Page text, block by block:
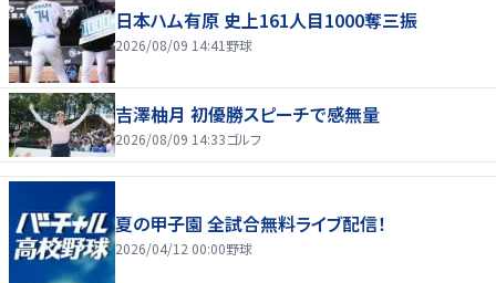
日本ハム有原 史上161人目1000奪三振
2026/08/09 14:41 野球
吉澤柚月 初優勝スピーチで感無量
2026/08/09 14:33ゴルフ
夏の甲子園 全試合無料ライブ配信！
2026/04/12 00:00野球